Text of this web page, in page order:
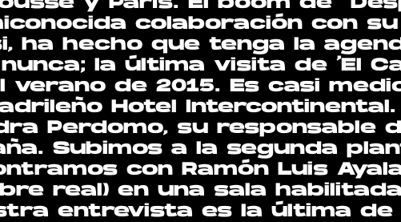
colaboración con
ha hecho que tenga la
la última visita de ‘El
verano de 2015. Es casi
Hotel
Perdomo, su responsable
Subimos a la segunda
con Ramón Luis
real) en una sala
entrevista es la última de